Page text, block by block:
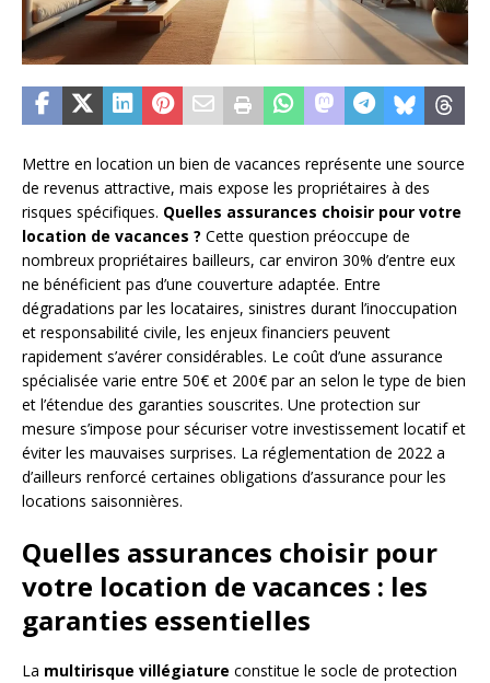
Mettre en location un bien de vacances représente une source
de revenus attractive, mais expose les propriétaires à des
risques spécifiques. Quelles assurances choisir pour votre
location de vacances ? Cette question préoccupe de
nombreux propriétaires bailleurs, car environ 30% d’entre eux
ne bénéficient pas d’une couverture adaptée. Entre
dégradations par les locataires, sinistres durant l’inoccupation
et responsabilité civile, les enjeux financiers peuvent
rapidement s’avérer considérables. Le coût d’une assurance
spécialisée varie entre 50€ et 200€ par an selon le type de bien
et l’étendue des garanties souscrites. Une protection sur
mesure s’impose pour sécuriser votre investissement locatif et
éviter les mauvaises surprises. La réglementation de 2022 a
d’ailleurs renforcé certaines obligations d’assurance pour les
locations saisonnières.
Quelles assurances choisir pour
votre location de vacances : les
garanties essentielles
La multirisque villégiature constitue le socle de protection